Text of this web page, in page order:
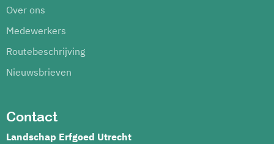
Over ons
Medewerkers
Routebeschrijving
Nieuwsbrieven
Contact
Landschap Erfgoed Utrecht